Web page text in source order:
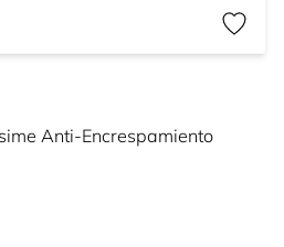
Anti-Encrespamiento